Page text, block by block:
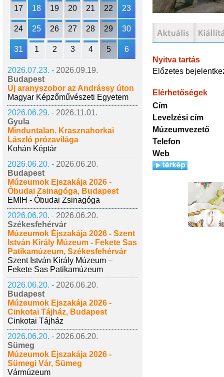
17 18 19 20 21 22 23
24 25 26 27 28 29 30
31 1 2 3 4 5 6
2026.07.23. - 2026.09.19.
Budapest
Új aranyszobor az Andrássy úton
Magyar Képzőművészeti Egyetem
2026.06.29. - 2026.11.01.
Gyula
Minduntalan. Krasznahorkai
László prózavilága
Kohán Képtár
2026.06.20. - 2026.06.20.
Budapest
Múzeumok Éjszakája 2026 -
Óbudai Zsinagóga, Budapest
EMIH - Óbudai Zsinagóga
2026.06.20. - 2026.06.20.
Székesfehérvár
Múzeumok Éjszakája 2026 - Szent
István Király Múzeum - Fekete Sas
Patikamúzeum, Székesfehérvár
Szent István Király Múzeum –
Fekete Sas Patikamúzeum
2026.06.20. - 2026.06.20.
Budapest
Múzeumok Éjszakája 2026 -
Cinkotai Tájház, Budapest
Cinkotai Tájház
2026.06.20. - 2026.06.20.
Sümeg
Múzeumok Éjszakája 2026 -
Sümegi Vár, Sümeg
Vármúzeum
Nyitva tartás
Előzetes
Elérhetőségek
Cím
Levelzési cím
Múzeumvezető
Telefon
Web